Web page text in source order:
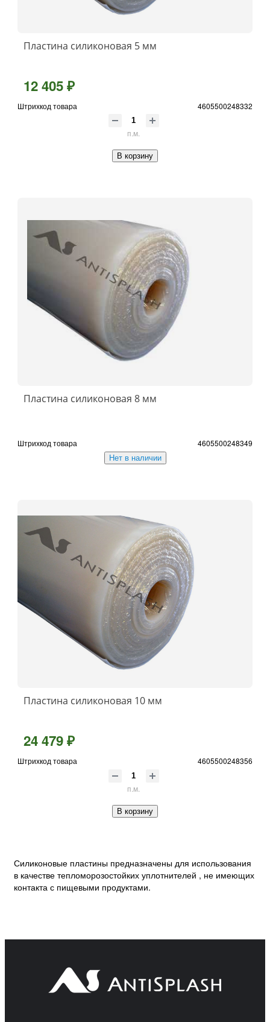
Пластина силиконовая 5 мм
12 405 ₽
Штрихкод товара 4605500248332
п.м.
В корзину
Пластина силиконовая 8 мм
Штрихкод товара 4605500248349
Нет в наличии
Пластина силиконовая 10 мм
24 479 ₽
Штрихкод товара 4605500248356
п.м.
В корзину
Силиконовые пластины предназначены для использования
в качестве тепломорозостойких уплотнителей , не имеющих
контакта с пищевыми продуктами.